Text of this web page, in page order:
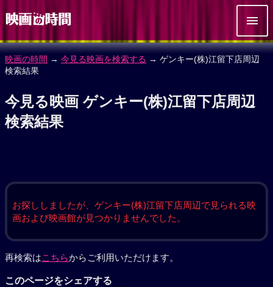
映画の時間 → 今見る映画を検索する → ゲンキー(株)江留下店周辺
検索結果
今見る映画 ゲンキー(株)江留下店周辺
検索結果
お探ししましたが、ゲンキー(株)江留下店周辺で見られる映
画および映画館が見つかりませんでした。
再検索はこちらからご利用いただけます。
このページをシェアする